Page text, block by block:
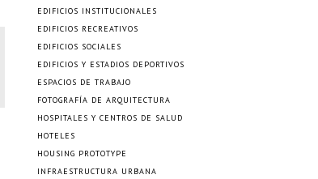
EDIFICIOS INSTITUCIONALES
EDIFICIOS RECREATIVOS
EDIFICIOS SOCIALES
EDIFICIOS Y ESTADIOS DEPORTIVOS
ESPACIOS DE TRABAJO
FOTOGRAFÍA DE ARQUITECTURA
HOSPITALES Y CENTROS DE SALUD
HOTELES
HOUSING PROTOTYPE
INFRAESTRUCTURA URBANA